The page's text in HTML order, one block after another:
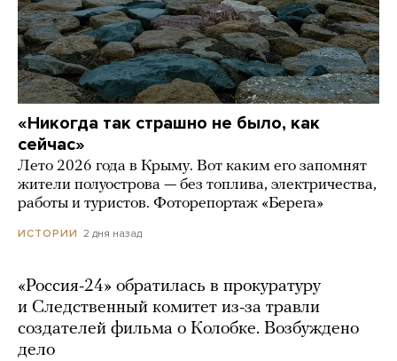
«Никогда так страшно не было, как
сейчас»
Лето 2026 года в Крыму. Вот каким его запомнят
жители полуострова — без топлива, электричества,
работы и туристов. Фоторепортаж «Берега»
ИСТОРИИ 2 дня назад
«Россия-24» обратилась в прокуратуру
и Следственный комитет из-за травли
создателей фильма о Колобке. Возбуждено
дело